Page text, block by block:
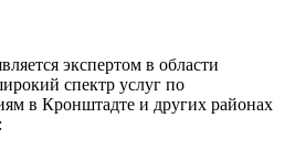
экспертом в области
спектр услуг по
в Кронштадте и других районах